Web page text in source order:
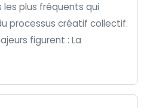
plus fréquents qui
processus créatif collectif.
figurent : La